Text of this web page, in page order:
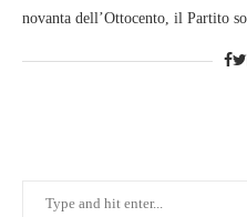
novanta dell’Ottocento, il Partito